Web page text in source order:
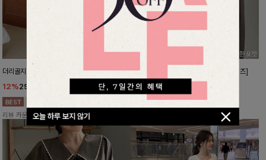
오늘 하루 보지 않기
더리골지 카라니트
12%29,900
리뷰 카운트 영역
강력한편안함 와이드슬랙스[FREE,L사이즈]
10% 37,800
리뷰 카운트 영역